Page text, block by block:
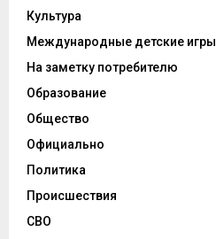
Культура
Международные детские игры
На заметку потребителю
Образование
Общество
Официально
Политика
Происшествия
СВО